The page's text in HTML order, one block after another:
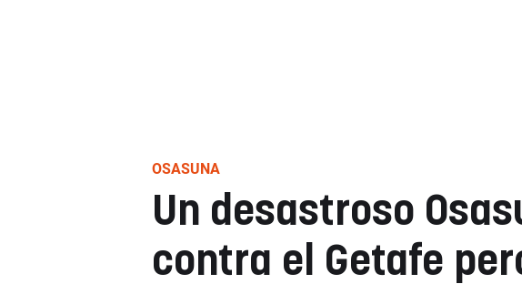
OSASUNA
Un desastroso
contra el Getafe